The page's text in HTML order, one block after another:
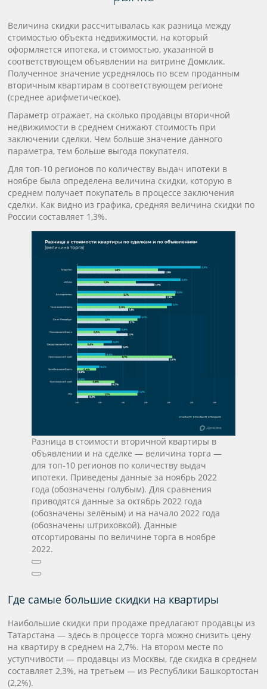
Величина скидки рассчитывалась как разница между
стоимостью объекта недвижимости, на который
оформляется ипотека, и стоимостью, указанной в
соответствующем объявлении на витрине Домклик.
Полученное значение усреднялось по всем проданным
вторичным квартирам в соответствующем регионе
(среднее арифметическое).
Параметр отражает, на сколько продавцы вторичной
недвижимости в среднем снижают стоимость при
заключении сделки. Чем больше значение данного
параметра, тем больше выгода покупателя.
Для топ-10 регионов по количеству выдач ипотеки в
ноябре была определена величина скидки, которую в
среднем получает покупатель в процессе заключения
сделки. Как видно из графика, средняя величина скидки по
России составляет 1,3%.
Разница в стоимости вторичной квартиры в
объявлении и на сделке — величина торга —
для топ-10 регионов по количеству выдач
ипотеки. Приведены данные за ноябрь 2022
года (обозначены голубым). Для сравнения
приводятся данные за октябрь 2022 года
(обозначены зелёным) и на начало 2022 года
(обозначены штриховкой). Данные
отсортированы по величине торга в ноябре
2022.
Где самые большие скидки на квартиры
Наибольшие скидки при продаже предлагают продавцы из
Татарстана — здесь в процессе торга можно снизить цену
на квартиру в среднем на 2,7%. На втором месте по
уступчивости — продавцы из Москвы, где скидка в среднем
составляет 2,3%, на третьем — из Республики Башкортостан
(2,2%).